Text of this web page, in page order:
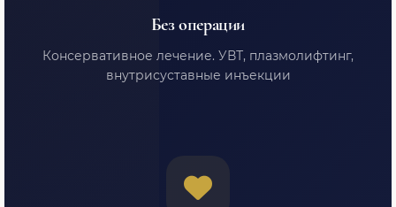
Без операции
Консервативное лечение. УВТ, плазмолифтинг,
внутрисуставные инъекции